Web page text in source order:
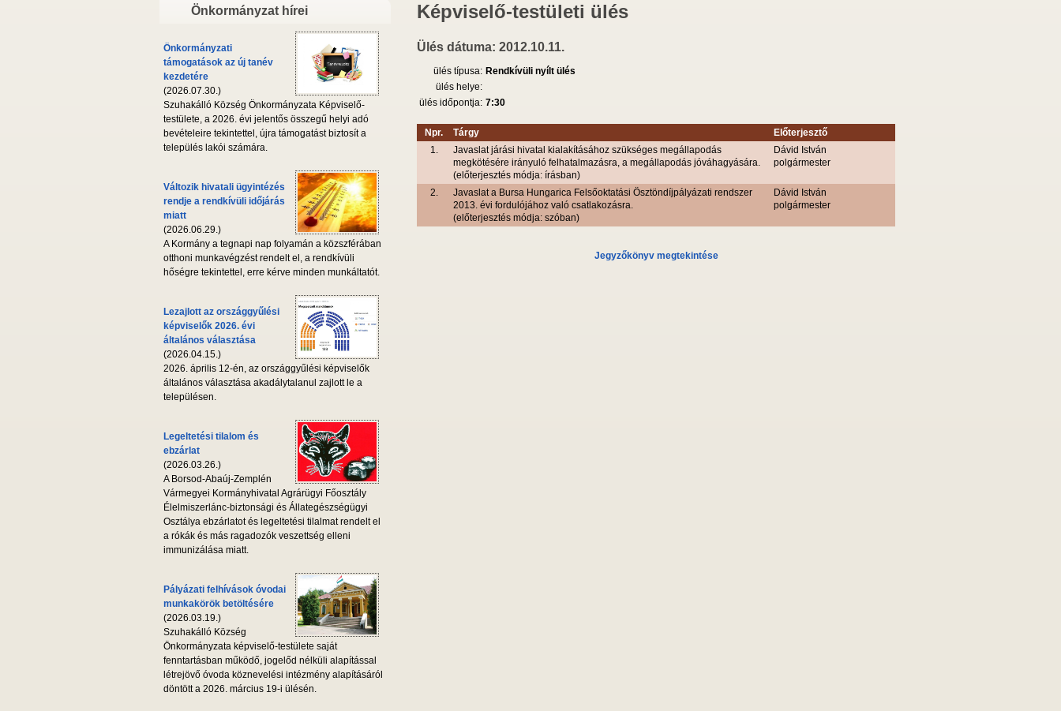
Önkormányzat hírei
Önkormányzati
támogatások az új tanév
kezdetére
(2026.07.30.)
Szuhakálló Község Önkormányzata Képviselő-
testülete, a 2026. évi jelentős összegű helyi adó
bevételeire tekintettel, újra támogatást biztosít a
település lakói számára.
Változik hivatali ügyintézés
rendje a rendkívüli időjárás
miatt
(2026.06.29.)
A Kormány a tegnapi nap folyamán a közszférában
otthoni munkavégzést rendelt el, a rendkívüli
hőségre tekintettel, erre kérve minden munkáltatót.
Lezajlott az országgyűlési
képviselők 2026. évi
általános választása
(2026.04.15.)
2026. április 12-én, az országgyűlési képviselők
általános választása akadálytalanul zajlott le a
településen.
Legeltetési tilalom és
ebzárlat
(2026.03.26.)
A Borsod-Abaúj-Zemplén
Vármegyei Kormányhivatal Agrárügyi Főosztály
Élelmiszerlánc-biztonsági és Állategészségügyi
Osztálya ebzárlatot és legeltetési tilalmat rendelt el
a rókák és más ragadozók veszettség elleni
immunizálása miatt.
Pályázati felhívások óvodai
munkakörök betöltésére
(2026.03.19.)
Szuhakálló Község
Önkormányzata képviselő-testülete saját
fenntartásban működő, jogelőd nélküli alapítással
létrejövő óvoda köznevelési intézmény alapításáról
döntött a 2026. március 19-i ülésén.
Képviselő-testületi ülés
Ülés dátuma: 2012.10.11.
ülés típusa: Rendkívüli nyílt ülés
ülés helye:
ülés időpontja: 7:30
Npr. Tárgy
Előterjesztő
1.
Javaslat járási hivatal kialakításához szükséges megállapodás
megkötésére irányuló felhatalmazásra, a megállapodás jóváhagyására.
(előterjesztés módja: írásban)
Dávid István
polgármester
2.
Javaslat a Bursa Hungarica Felsőoktatási Ösztöndíjpályázati rendszer
2013. évi fordulójához való csatlakozásra.
(előterjesztés módja: szóban)
Dávid István
polgármester
Jegyzőkönyv megtekintése